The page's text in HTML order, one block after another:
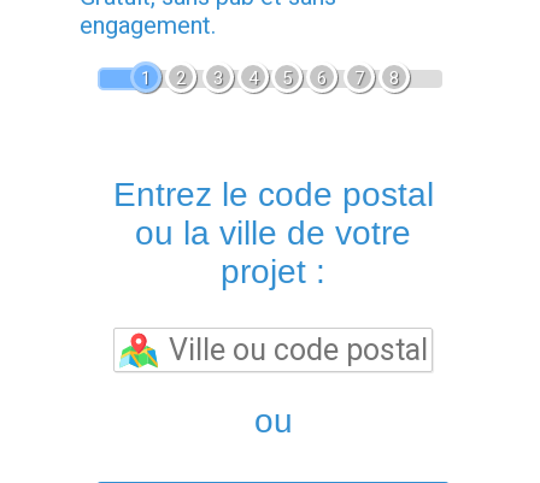
engagement.
1 2 3 4 5 6 7 8
Entrez le code postal
ou la ville de votre
projet :
ou